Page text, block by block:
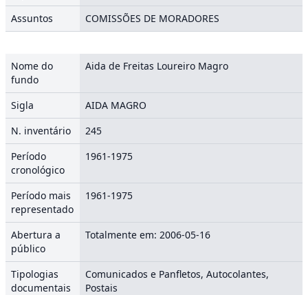
Assuntos COMISSÕES DE MORADORES
Nome do
fundo
Aida de Freitas Loureiro Magro
Sigla
AIDA MAGRO
N. inventário
245
Período
cronológico
1961-1975
Período mais
representado
1961-1975
Abertura a
público
Totalmente em: 2006-05-16
Tipologias
documentais
Comunicados e Panfletos, Autocolantes,
Postais